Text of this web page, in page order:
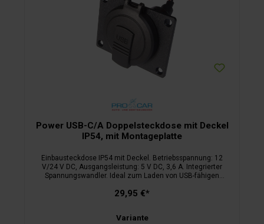
Power USB-C/A Doppelsteckdose mit Deckel
IP54, mit Montageplatte
Einbausteckdose IP54 mit Deckel. Betriebsspannung: 12
V/24 V DC, Ausgangsleistung: 5 V DC, 3,6 A. Integrierter
Spannungswandler. Ideal zum Laden von USB-fähigen
29,95 €*
Variante